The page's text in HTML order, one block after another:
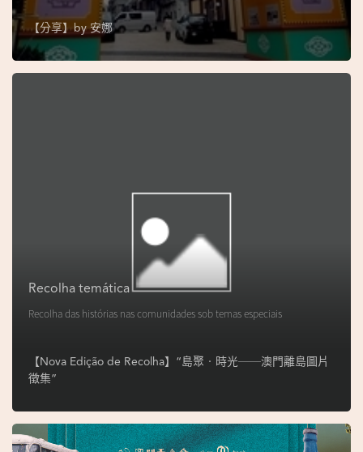
o
【分享】by安娜
Recolha temática
Recolha das histórias nas comunidades sob temas especiais
【Nova Edição de Recolha】“島聚‧時光──澳門離島圖片
徵集”